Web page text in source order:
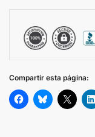
NAVY
RED
Compartir esta página: